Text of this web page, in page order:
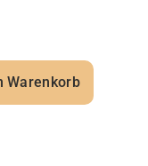
Warenkorb